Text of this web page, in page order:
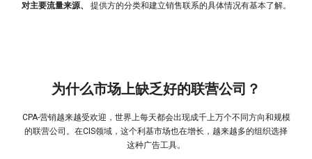
对主要流量来源、 提供方的分类和建立销售联系的具体情况有基本了解。
为什么市场上缺乏好的联营公司？
CPA-营销越来越受欢迎，世界上每天都会出现成千上万个不同方向和规模
的联营公司。在CIS领域，这个利基市场也在增长，越来越多的组织选择
这种广告工具。